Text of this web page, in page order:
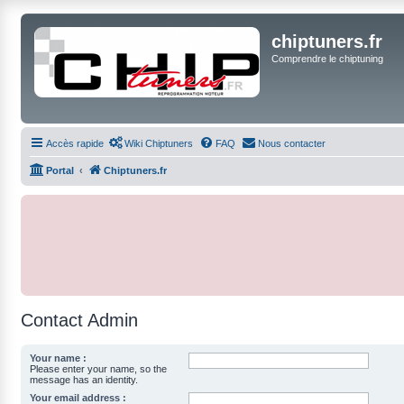
chiptuners.fr
Comprendre le chiptuning
Accès rapide Wiki Chiptuners FAQ Nous contacter
Portal Chiptuners.fr
Contact Admin
Your name :
Please enter your name, so the
message has an identity.
Your email address :